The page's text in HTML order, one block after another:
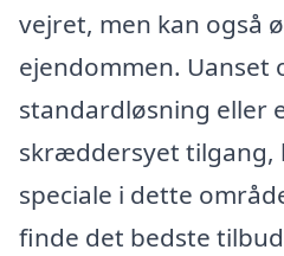
vejret, men kan også
ejendommen. Uanset
standardløsning eller
skræddersyet tilgang,
speciale i dette
finde det bedste